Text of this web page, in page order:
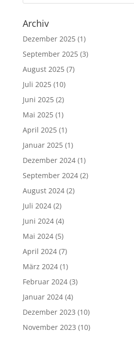
Archiv
Dezember 2025(1)
September 2025(3)
August 2025(7)
Juli 2025(10)
Juni 2025(2)
Mai 2025(1)
April 2025(1)
Januar 2025(1)
Dezember 2024(1)
September 2024(2)
August 2024(2)
Juli 2024(2)
Juni 2024(4)
Mai 2024(5)
April 2024(7)
März 2024(1)
Februar 2024(3)
Januar 2024(4)
Dezember 2023 (10)
November 2023 (10)